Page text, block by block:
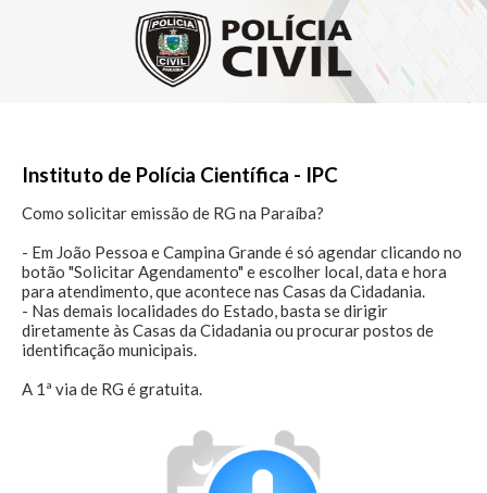
Instituto de Polícia Científica - IPC
Como solicitar emissão de RG na Paraíba?
- Em João Pessoa e Campina Grande é só agendar clicando no
botão "Solicitar Agendamento" e escolher local, data e hora
para atendimento, que acontece nas Casas da Cidadania.
- Nas demais localidades do Estado, basta se dirigir
diretamente às Casas da Cidadania ou procurar postos de
identificação municipais.
A 1ª via de RG é gratuita.